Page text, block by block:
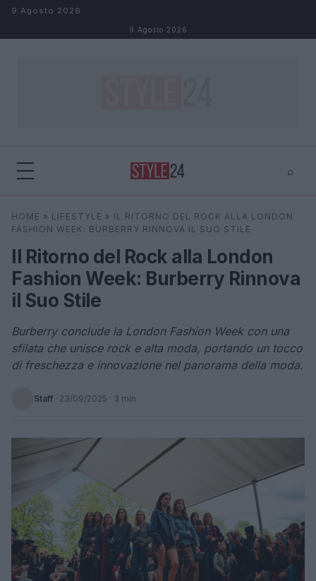
Salta al contenuto
9 Agosto 2026
9 Agosto 2026
⌕
Cerca ⌕ ×
HOME » LIFESTYLE » IL RITORNO DEL ROCK ALLA LONDON
FASHION WEEK: BURBERRY RINNOVA IL SUO STILE
Il Ritorno del Rock alla London
Fashion Week: Burberry Rinnova
il Suo Stile
Burberry conclude la London Fashion Week con una
sfilata che unisce rock e alta moda, portando un tocco
di freschezza e innovazione nel panorama della moda.
Staff · 23/09/2025 · 3 min